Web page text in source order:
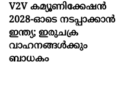
V2V കമ്യൂണിക്കേഷൻ
2028-ഓടെ നടപ്പാക്കാൻ
ഇന്ത്യ; ഇരുചക്ര
വാഹനങ്ങൾക്കും
ബാധകം